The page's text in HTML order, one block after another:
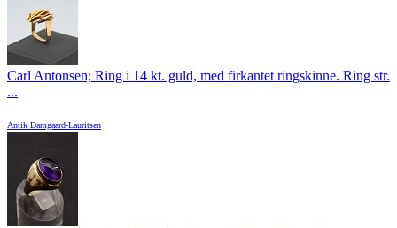
Carl Antonsen; Ring i 14 kt. guld, med firkantet ringskinne. Ring str.
...
Antik Damgaard-Lauritsen